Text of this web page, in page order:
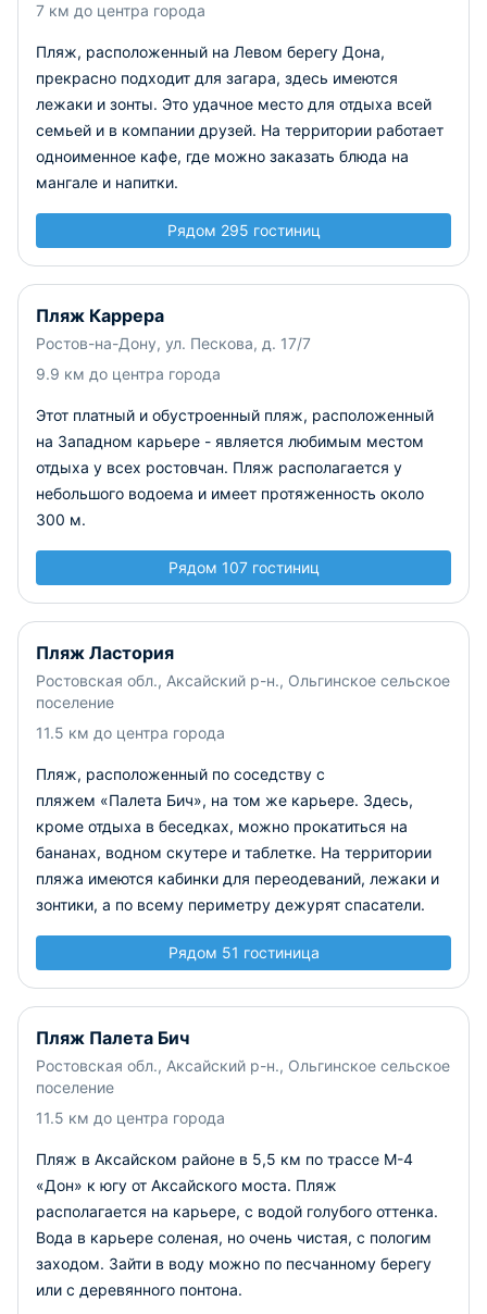
7 км до центра города
Пляж, расположенный на Левом берегу Дона,
прекрасно подходит для загара, здесь имеются
лежаки и зонты. Это удачное место для отдыха всей
семьей и в компании друзей. На территории работает
одноименное кафе, где можно заказать блюда на
мангале и напитки.
Рядом 295 гостиниц
Пляж Каррера
Ростов-на-Дону, ул. Пескова, д. 17/7
9.9 км до центра города
Этот платный и обустроенный пляж, расположенный
на Западном карьере - является любимым местом
отдыха у всех ростовчан. Пляж располагается у
небольшого водоема и имеет протяженность около
300 м.
Рядом 107 гостиниц
Пляж Ластория
Ростовская обл., Аксайский р-н., Ольгинское сельское
поселение
11.5 км до центра города
Пляж, расположенный по соседству с
пляжем «Палета Бич», на том же карьере. Здесь,
кроме отдыха в беседках, можно прокатиться на
бананах, водном скутере и таблетке. На территории
пляжа имеются кабинки для переодеваний, лежаки и
зонтики, а по всему периметру дежурят спасатели.
Рядом 51 гостиница
Пляж Палета Бич
Ростовская обл., Аксайский р-н., Ольгинское сельское
поселение
11.5 км до центра города
Пляж в Аксайском районе в 5,5 км по трассе М-4
«Дон» к югу от Аксайского моста. Пляж
располагается на карьере, с водой голубого оттенка.
Вода в карьере соленая, но очень чистая, с пологим
заходом. Зайти в воду можно по песчанному берегу
или с деревянного понтона.